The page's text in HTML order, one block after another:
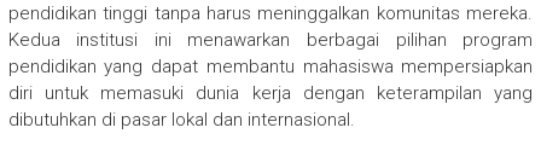
pendidikan tinggi tanpa harus meninggalkan komunitas mereka.
Kedua institusi ini menawarkan berbagai pilihan program
pendidikan yang dapat membantu mahasiswa mempersiapkan
diri untuk memasuki dunia kerja dengan keterampilan yang
dibutuhkan di pasar lokal dan internasional.